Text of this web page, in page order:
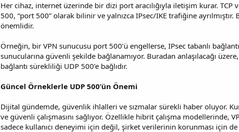
Her cihaz, internet üzerinde bir dizi port aracılığıyla iletişim kurar.
500, “port 500” olarak bilinir ve yalnızca IPsec/IKE trafiğine
önemlidir.
Örneğin, bir VPN sunucusu port 500’ü engellerse, IPsec tabanlı
sunucularına güvenli şekilde bağlanamıyor. Buradan anlaşılacağı
bağlantı sürekliliği UDP 500’e bağlıdır.
Güncel Örneklerle UDP 500’ün Önemi
Dijital gündemde, güvenlik ihlalleri ve sızmalar sürekli haber oluyor.
ve güvenli çalışmasını sağlıyor. Özellikle hibrit çalışma modellerinde,
sadece kullanıcı deneyimi için değil, şirket verilerinin korunması için